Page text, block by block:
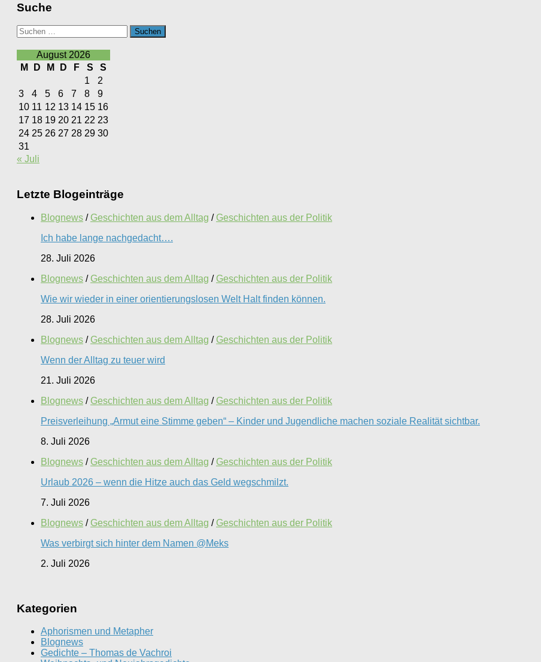
Suche
Suchen
nach:
August 2026
M
D M D F S
S
1
2
3
4 5 6 7 8
9
10 11 12 13 14 15 16
17 18 19 20 21 22 23
24 25 26 27 28 29 30
31
« Juli
Letzte Blogeinträge
Blognews / Geschichten aus dem Alltag / Geschichten aus der Politik
Ich habe lange nachgedacht….
28. Juli 2026
Blognews / Geschichten aus dem Alltag / Geschichten aus der Politik
Wie wir wieder in einer orientierungslosen Welt Halt finden können.
28. Juli 2026
Blognews / Geschichten aus dem Alltag / Geschichten aus der Politik
Wenn der Alltag zu teuer wird
21. Juli 2026
Blognews / Geschichten aus dem Alltag / Geschichten aus der Politik
Preisverleihung „Armut eine Stimme geben“ – Kinder und Jugendliche machen soziale Realität sichtbar.
8. Juli 2026
Blognews / Geschichten aus dem Alltag / Geschichten aus der Politik
Urlaub 2026 – wenn die Hitze auch das Geld wegschmilzt.
7. Juli 2026
Blognews / Geschichten aus dem Alltag / Geschichten aus der Politik
Was verbirgt sich hinter dem Namen @Meks
2. Juli 2026
Kategorien
Aphorismen und Metapher
Blognews
Gedichte – Thomas de Vachroi